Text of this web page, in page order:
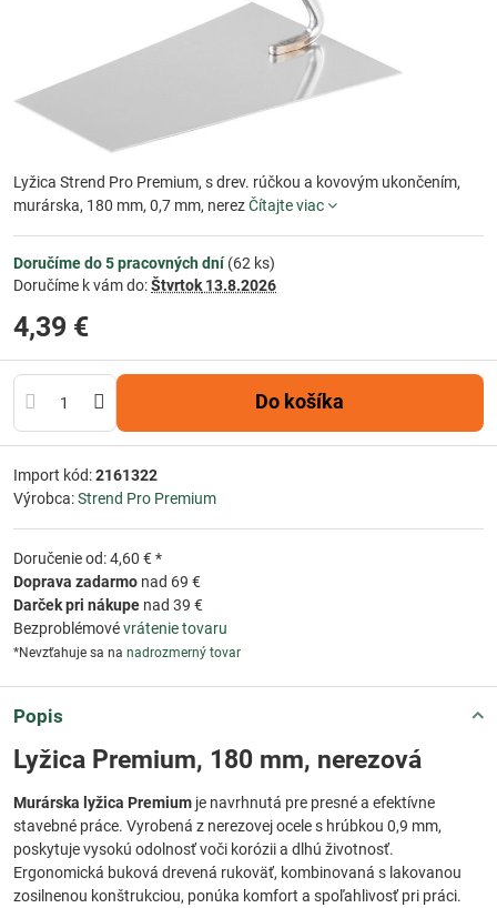
Lyžica Strend Pro Premium, s drev. rúčkou a kovovým ukončením,
murárska, 180 mm, 0,7 mm, nerezČítajte viac
Doručíme do 5 pracovných dní(62 ks)
Doručíme k vám do:Štvrtok 13.8.2026
4,39 €
Do košíka
Import kód:2161322
Výrobca:Strend Pro Premium
Doručenie od: 4,60 € *
Doprava zadarmo nad 69 €
Darček pri nákupe nad 39 €
Bezproblémovévrátenie tovaru
*Nevzťahuje sa na nadrozmerný tovar
Popis
Lyžica Premium, 180 mm, nerezová
Murárska lyžica Premium je navrhnutá pre presné a efektívne
stavebné práce. Vyrobená z nerezovej ocele s hrúbkou 0,9 mm,
poskytuje vysokú odolnosť voči korózii a dlhú životnosť.
Ergonomická buková drevená rukoväť, kombinovaná s lakovanou
zosilnenou konštrukciou, ponúka komfort a spoľahlivosť pri práci.